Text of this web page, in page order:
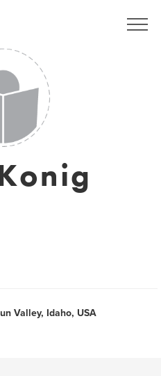
Valley, Idaho, USA